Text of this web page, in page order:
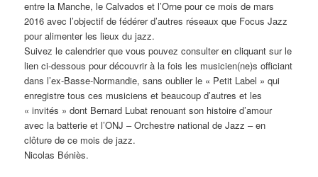
entre la Manche, le Calvados et l’Orne pour ce mois de mars
2016 avec l’objectif de fédérer d’autres réseaux que Focus Jazz
pour alimenter les lieux du jazz.
Suivez le calendrier que vous pouvez consulter en cliquant sur le
lien ci-dessous pour découvrir à la fois les musicien(ne)s officiant
dans l’ex-Basse-Normandie, sans oublier le « Petit Label » qui
enregistre tous ces musiciens et beaucoup d’autres et les
« invités » dont Bernard Lubat renouant son histoire d’amour
avec la batterie et l’ONJ – Orchestre national de Jazz – en
clôture de ce mois de jazz.
Nicolas Béniès.